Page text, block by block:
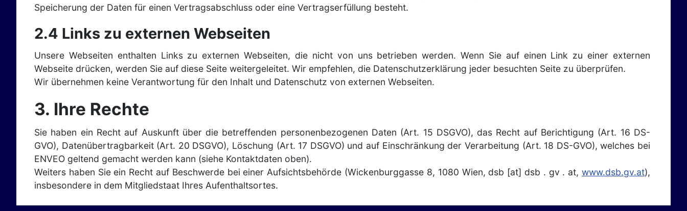
Speicherung der Daten für einen Vertragsabschluss oder eine Vertragserfüllung besteht.
2.4 Links zu externen Webseiten
Unsere Webseiten enthalten Links zu externen Webseiten, die nicht von uns betrieben werden. Wenn Sie auf einen Link zu einer externen
Webseite drücken, werden Sie auf diese Seite weitergeleitet. Wir empfehlen, die Datenschutzerklärung jeder besuchten Seite zu überprüfen.
Wir übernehmen keine Verantwortung für den Inhalt und Datenschutz von externen Webseiten.
3. Ihre Rechte
Sie haben ein Recht auf Auskunft über die betreffenden personenbezogenen Daten (Art. 15 DSGVO), das Recht auf Berichtigung (Art. 16 DS-
GVO), Datenübertragbarkeit (Art. 20 DSGVO), Löschung (Art. 17 DSGVO) und auf Einschränkung der Verarbeitung (Art. 18 DS-GVO), welches bei
ENVEO geltend gemacht werden kann (siehe Kontaktdaten oben).
Weiters haben Sie ein Recht auf Beschwerde bei einer Aufsichtsbehörde (Wickenburggasse 8, 1080 Wien, dsb [at] dsb . gv . at, www.dsb.gv.at),
insbesondere in dem Mitgliedstaat Ihres Aufenthaltsortes.